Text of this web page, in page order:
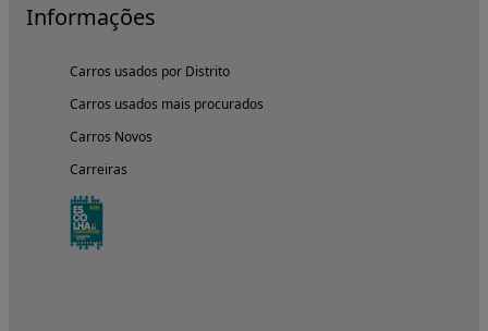
Informações
Carros usados por Distrito
Carros usados mais procurados
Carros Novos
Carreiras